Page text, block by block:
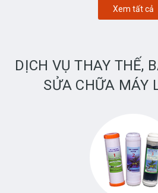
Xem tất cả
DỊCH VỤ THAY THẾ,
SỬA CHỮA MÁY